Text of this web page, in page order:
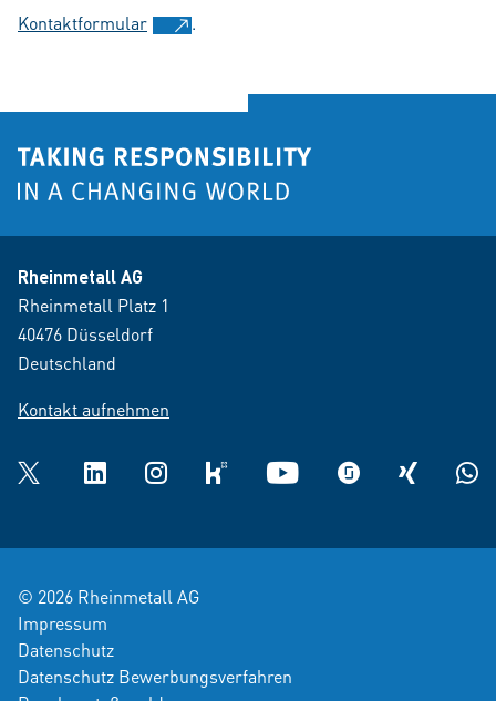
Kontaktformular
.
Rheinmetall AG
Rheinmetall Platz 1
40476 Düsseldorf
Deutschland
Kontakt aufnehmen
Twitter LinkedInInstagramkununu YouTube glassdoorXING
© 2026 Rheinmetall AG
Impressum
Datenschutz
Datenschutz Bewerbungsverfahren